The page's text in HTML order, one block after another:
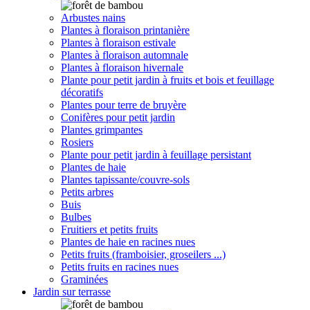
Arbustes nains
Plantes à floraison printanière
Plantes à floraison estivale
Plantes à floraison automnale
Plantes à floraison hivernale
Plante pour petit jardin à fruits et bois et feuillage
décoratifs
Plantes pour terre de bruyère
Conifères pour petit jardin
Plantes grimpantes
Rosiers
Plante pour petit jardin à feuillage persistant
Plantes de haie
Plantes tapissante/couvre-sols
Petits arbres
Buis
Bulbes
Fruitiers et petits fruits
Plantes de haie en racines nues
Petits fruits (framboisier, groseilers ...)
Petits fruits en racines nues
Graminées
Jardin sur terrasse